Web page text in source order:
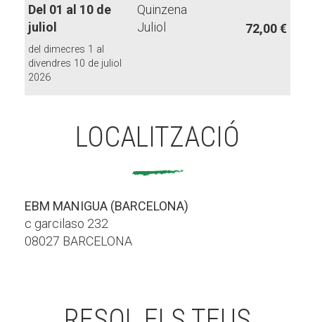
Del 01 al 10 de
juliol
del dimecres 1 al
divendres 10 de juliol
2026
Quinzena
Juliol
72,00 €
LOCALITZACIÓ
EBM MANIGUA (BARCELONA)
c garcilaso 232
08027 BARCELONA